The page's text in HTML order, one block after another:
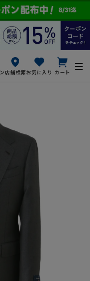
店舗検索お気に入り カート